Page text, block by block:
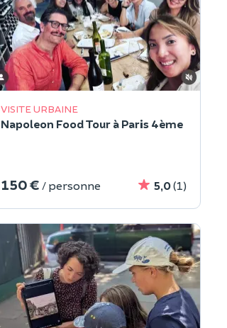
VISITE URBAINE
Napoleon Food Tour à Paris 4ème
150 € / personne 5,0(1)